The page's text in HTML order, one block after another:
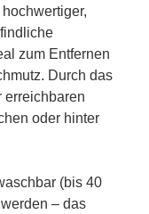
zum Entfernen
Durch das
erreichbaren
oder hinter
(bis 40
– das